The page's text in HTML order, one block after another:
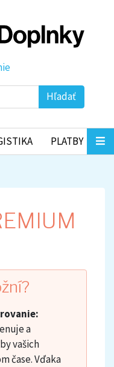
Hľadať
PLATBY
a
vašich
čase. Vďaka